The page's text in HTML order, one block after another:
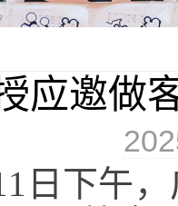
应邀做
日下午